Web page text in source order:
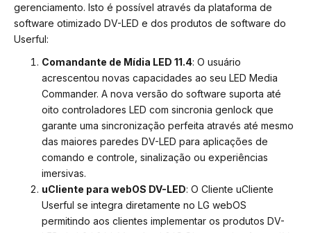
gerenciamento. Isto é possível através da plataforma de
software otimizado DV-LED e dos produtos de software do
Userful:
Comandante de Mídia LED 11.4: O usuário
acrescentou novas capacidades ao seu LED Media
Commander. A nova versão do software suporta até
oito controladores LED com sincronia genlock que
garante uma sincronização perfeita através até mesmo
das maiores paredes DV-LED para aplicações de
comando e controle, sinalização ou experiências
imersivas.
uCliente para webOS DV-LED: O Cliente uCliente
Userful se integra diretamente no LG webOS
permitindo aos clientes implementar os produtos DV-